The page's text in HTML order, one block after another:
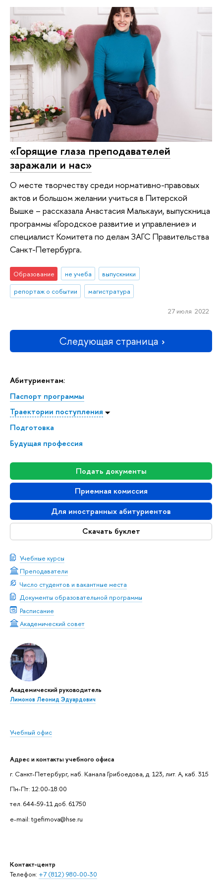
Абитуриентам:
Паспорт программы
Траектории поступления
Подготовка
Будущая профессия
Подать документы
Приемная комиссия
Для иностранных абитуриентов
Скачать буклет
Учебные курсы
Преподаватели
Число студентов и вакантные места
Документы образовательной программы
Расписание
Академический совет
Академический руководитель
Лимонов Леонид Эдуардович
Учебный офис
Адрес и контакты учебного офиса
г. Санкт-Петербург, наб. Канала Грибоедова, д. 123, лит. А, каб. 315
Пн-Пт: 12:00-18:00
тел. 644-59-11 доб. 61750
e-mail: tgefimova@hse.ru
Контакт-центр
Телефон: +7 (812) 980-00-30
«Горящие глаза преподавателей
заражали и нас»
О месте творчеству среди нормативно-правовых
актов и большом желании учиться в Питерской
Вышке – рассказала Анастасия Малькауи, выпускница
программы «Городское развитие и управление» и
специалист Комитета по делам ЗАГС Правительства
Санкт-Петербурга.
Образование не учеба
выпускники
репортаж о событии
магистратура
27 июля 2022
Следующая страница